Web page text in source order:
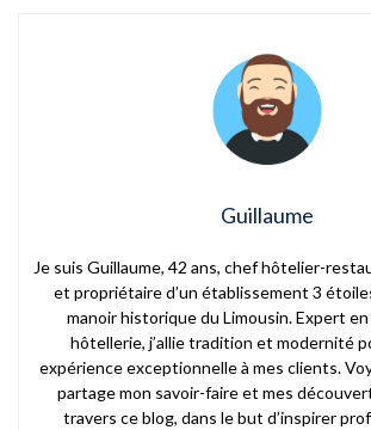
Guillaume
Je suis Guillaume, 42 ans, chef hôtelier-
et propriétaire d’un établissement 3
manoir historique du Limousin. Expert
hôtellerie, j’allie tradition et modernité
expérience exceptionnelle à mes clients.
partage mon savoir-faire et mes
travers ce blog, dans le but d’inspirer